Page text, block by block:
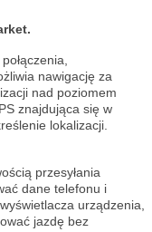
nawigację za
nad poziomem
znajdująca się w
lokalizacji.
przesyłania
dane telefonu i
urządzenia,
jazdę bez